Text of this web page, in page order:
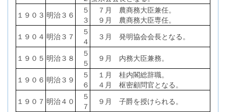
１９０３ 明治３６
５
３
７月 農商務大臣兼任。
９月 農商務大臣専任。
１９０４ 明治３７
５
４
３月 発明協会会長となる。
１９０５ 明治３８
５
５
９月 内務大臣兼務。
１９０６ 明治３９
５
６
１月 桂内閣総辞職。
４月 枢密顧問官となる。
１９０７ 明治４０
５
７
９月 子爵を授けられる。